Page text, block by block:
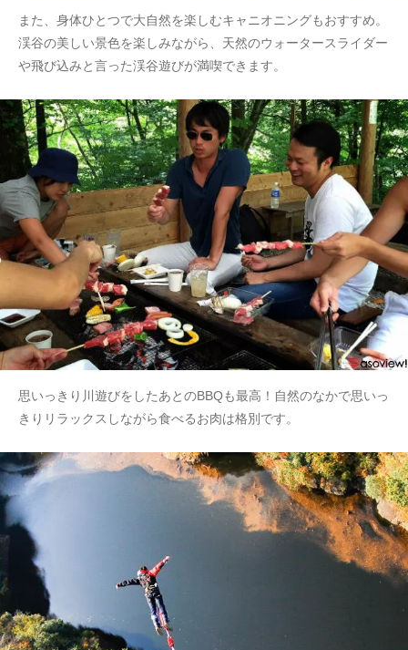
また、身体ひとつで大自然を楽しむキャニオニングもおすすめ。
渓谷の美しい景色を楽しみながら、天然のウォータースライダー
や飛び込みと言った渓谷遊びが満喫できます。
思いっきり川遊びをしたあとのBBQも最高！自然のなかで思いっ
きりリラックスしながら食べるお肉は格別です。